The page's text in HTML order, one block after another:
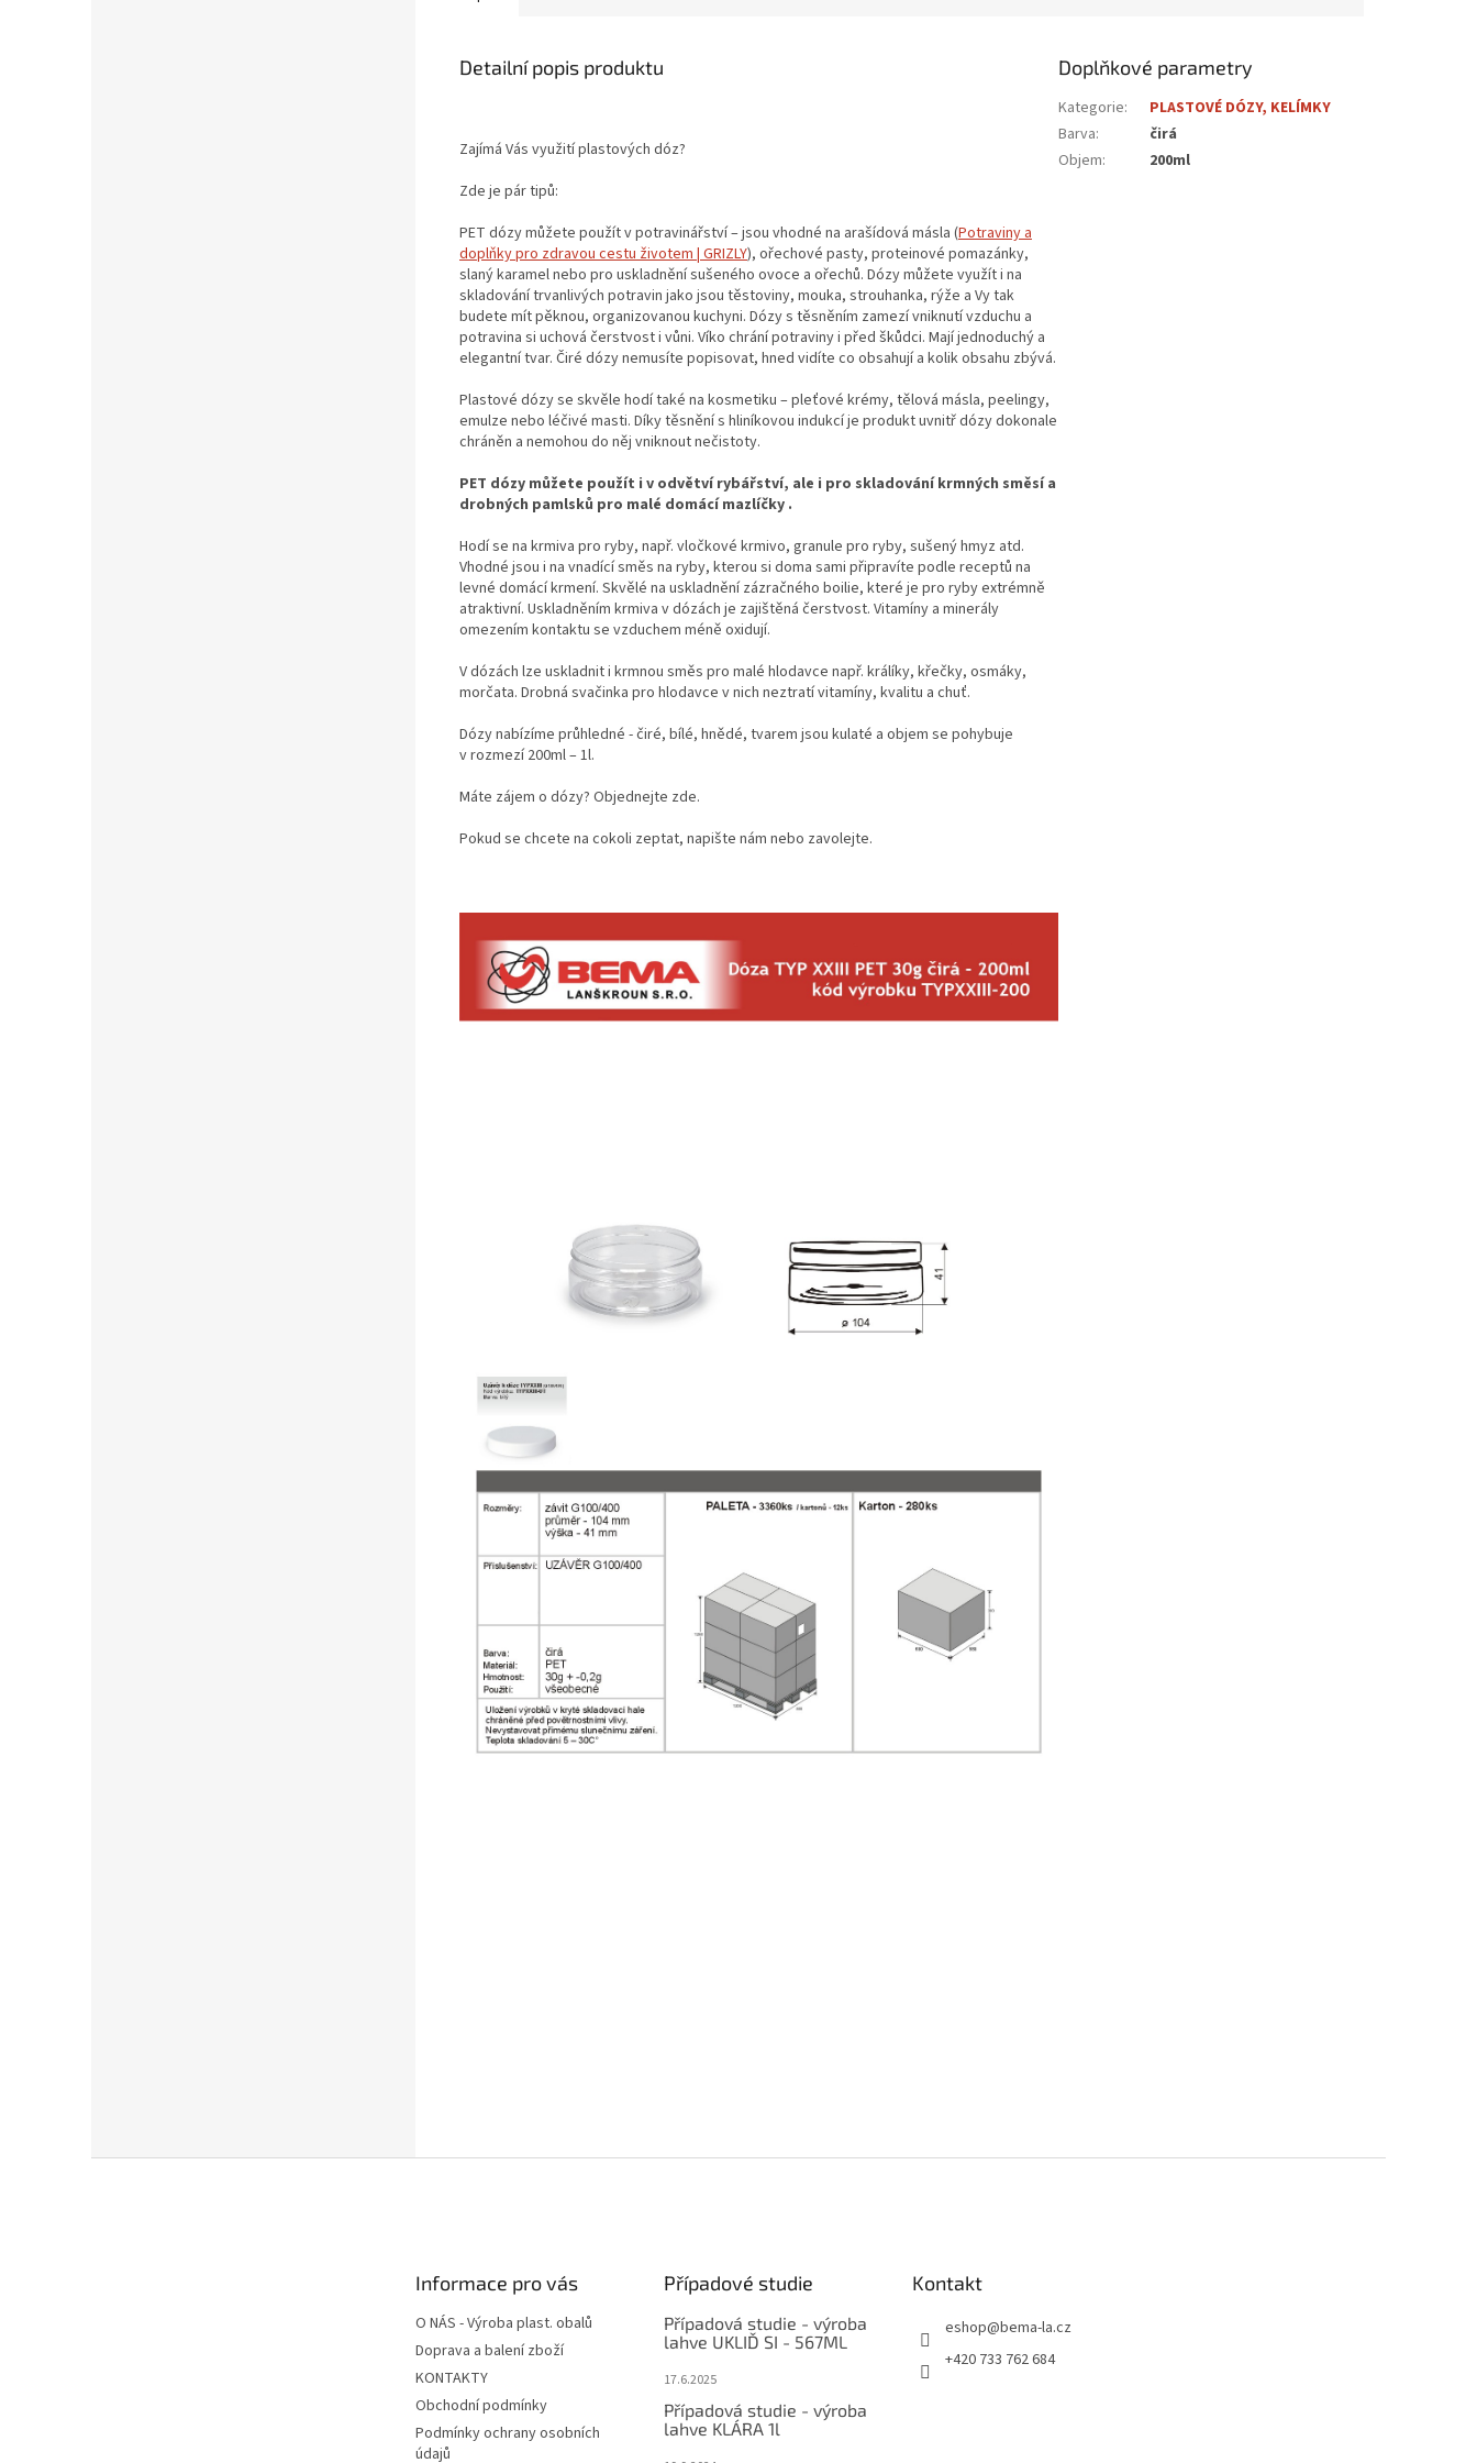
Detailní popis produktu
Zajímá Vás využití plastových dóz?
Zde je pár tipů:
PET dózy můžete použít v potravinářství – jsou vhodné na arašídová másla (Potraviny a
doplňky pro zdravou cestu životem | GRIZLY), ořechové pasty, proteinové pomazánky,
slaný karamel nebo pro uskladnění sušeného ovoce a ořechů. Dózy můžete využít i na
skladování trvanlivých potravin jako jsou těstoviny, mouka, strouhanka, rýže a Vy tak
budete mít pěknou, organizovanou kuchyni. Dózy s těsněním zamezí vniknutí vzduchu a
potravina si uchová čerstvost i vůni. Víko chrání potraviny i před škůdci. Mají jednoduchý a
elegantní tvar. Čiré dózy nemusíte popisovat, hned vidíte co obsahují a kolik obsahu zbývá.
Plastové dózy se skvěle hodí také na kosmetiku – pleťové krémy, tělová másla, peelingy,
emulze nebo léčivé masti. Díky těsnění s hliníkovou indukcí je produkt uvnitř dózy dokonale
chráněn a nemohou do něj vniknout nečistoty.
PET dózy můžete použít i v odvětví rybářství, ale i pro skladování krmných směsí a
drobných pamlsků pro malé domácí mazlíčky .
Hodí se na krmiva pro ryby, např. vločkové krmivo, granule pro ryby, sušený hmyz atd.
Vhodné jsou i na vnadící směs na ryby, kterou si doma sami připravíte podle receptů na
levné domácí krmení. Skvělé na uskladnění zázračného boilie, které je pro ryby extrémně
atraktivní. Uskladněním krmiva v dózách je zajištěná čerstvost. Vitamíny a minerály
omezením kontaktu se vzduchem méně oxidují.
V dózách lze uskladnit i krmnou směs pro malé hlodavce např. králíky, křečky, osmáky,
morčata. Drobná svačinka pro hlodavce v nich neztratí vitamíny, kvalitu a chuť.
Dózy nabízíme průhledné - čiré, bílé, hnědé, tvarem jsou kulaté a objem se pohybuje
v rozmezí 200ml – 1l.
Máte zájem o dózy? Objednejte zde.
Pokud se chcete na cokoli zeptat, napište nám nebo zavolejte.
Doplňkové parametry
Kategorie:
PLASTOVÉ DÓZY, KELÍMKY
Barva:
čirá
Objem: 200ml
Informace pro vás
O NÁS - Výroba plast. obalů
Doprava a balení zboží
KONTAKTY
Obchodní podmínky
Podmínky ochrany osobních
údajů
Případové studie
Případová studie - výroba
lahve UKLIĎ SI - 567ML
17.6.2025
Případová studie - výroba
lahve KLÁRA 1l
Kontakt
eshop@bema-la.cz
+420 733 762 684